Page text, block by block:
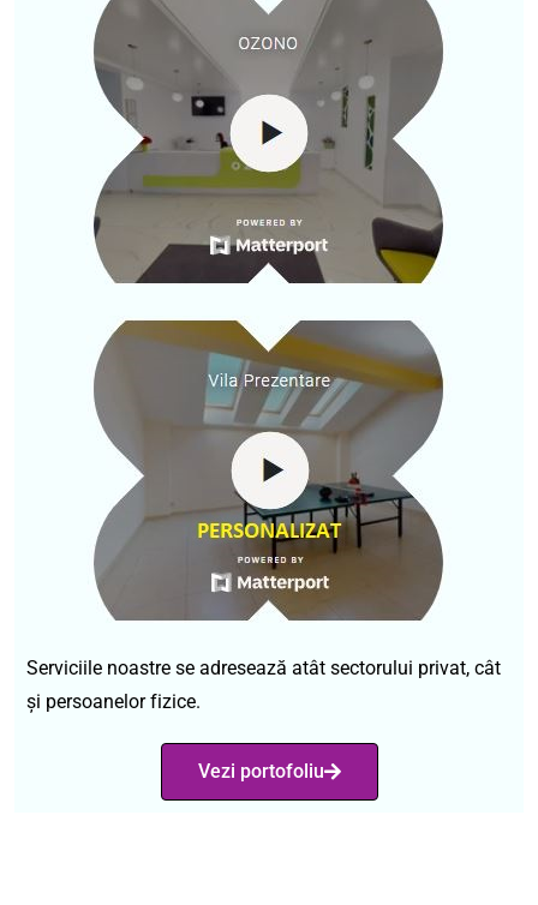
Serviciile noastre se adresează atât sectorului privat, cât
și persoanelor fizice.
Vezi portofoliu